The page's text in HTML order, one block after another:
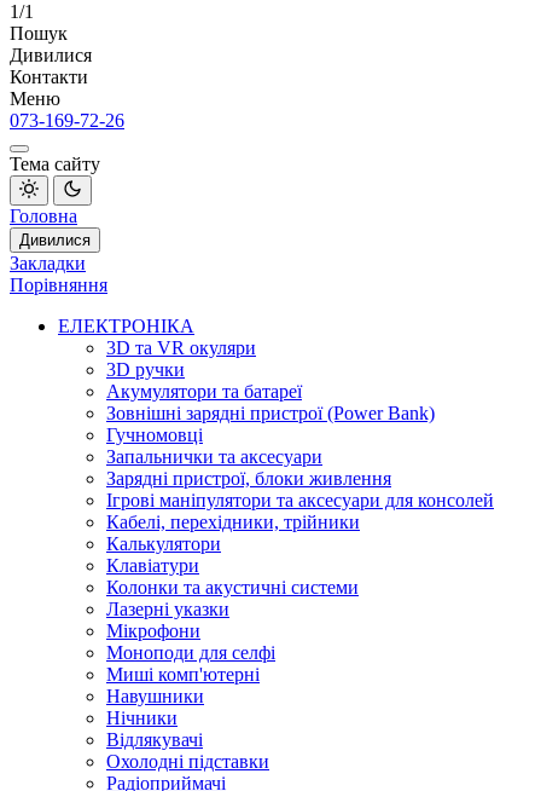
1/1
Пошук
Дивилися
Контакти
Меню
073-169-72-26
Тема сайту
Головна
Дивилися
Закладки
Порівняння
ЕЛЕКТРОНІКА
3D та VR окуляри
3D ручки
Акумулятори та батареї
Зовнішні зарядні пристрої (Power Bank)
Гучномовці
Запальнички та аксесуари
Зарядні пристрої, блоки живлення
Ігрові маніпулятори та аксесуари для консолей
Кабелі, перехідники, трійники
Калькулятори
Клавіатури
Колонки та акустичні системи
Лазерні указки
Мікрофони
Моноподи для селфі
Миші комп'ютерні
Навушники
Нічники
Відлякувачі
Охолодні підставки
Радіоприймачі